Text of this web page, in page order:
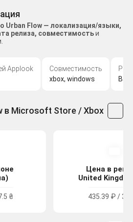
Urban Flow — локализация/языки,
релиза, совместимостьи
Applook
Совместимость
xbox, windows
в Microsoft Store / Xbox
₴
Цена в
United
435.39 ₽ /